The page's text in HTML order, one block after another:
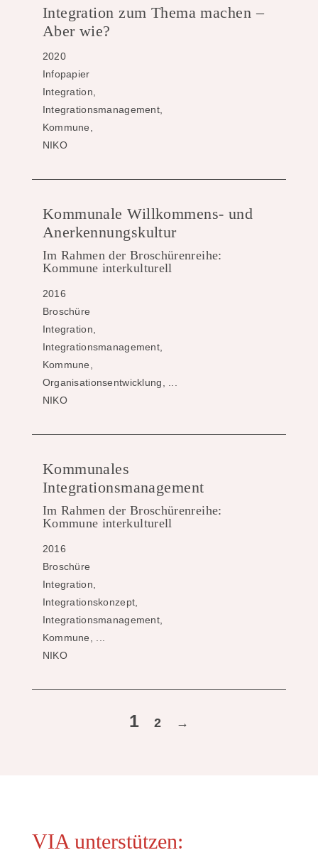
Integration zum Thema machen –
Aber wie?
2020
Infopapier
Integration,
Integrationsmanagement,
Kommune,
NIKO
Kommunale Willkommens- und
Anerkennungskultur
Im Rahmen der Broschürenreihe:
Kommune interkulturell
2016
Broschüre
Integration,
Integrationsmanagement,
Kommune,
Organisationsentwicklung, ...
NIKO
Kommunales
Integrationsmanagement
Im Rahmen der Broschürenreihe:
Kommune interkulturell
2016
Broschüre
Integration,
Integrationskonzept,
Integrationsmanagement,
Kommune, ...
NIKO
1 2 →
VIA unterstützen: